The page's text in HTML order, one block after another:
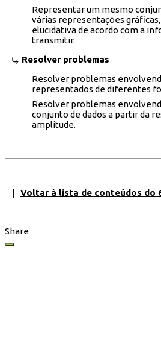
Representar um mesmo
várias representações
elucidativa de acordo com a
transmitir.
Resolver problemas
Resolver problemas
representados de diferentes
Resolver problemas
conjunto de dados a partir da
amplitude.
| Voltar à lista de conteúdos do
Share